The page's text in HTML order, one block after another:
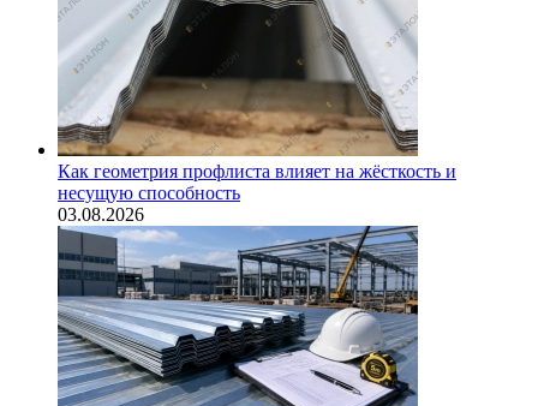
Как геометрия профлиста влияет на жёсткость и
несущую способность
03.08.2026